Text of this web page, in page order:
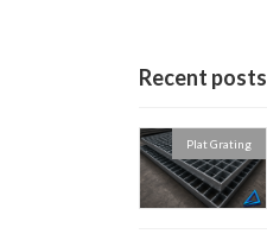
Recent posts
Plat Grating